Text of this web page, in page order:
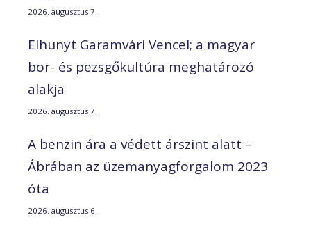
2026. augusztus 7.
Elhunyt Garamvári Vencel; a magyar
bor- és pezsgőkultúra meghatározó
alakja
2026. augusztus 7.
A benzin ára a védett árszint alatt –
Ábrában az üzemanyagforgalom 2023
óta
2026. augusztus 6.